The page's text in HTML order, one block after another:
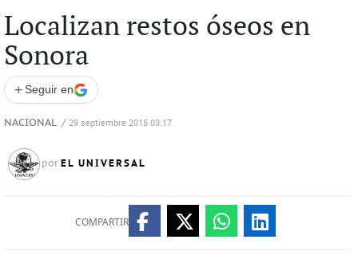
Localizan restos óseos en
Sonora
+ Seguir en
NACIONAL / 29 septiembre 2015 03:17
por EL UNIVERSAL
COMPARTIR